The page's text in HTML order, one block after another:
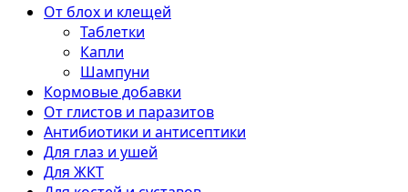
От блох и клещей
Таблетки
Капли
Шампуни
Кормовые добавки
От глистов и паразитов
Антибиотики и антисептики
Для глаз и ушей
Для ЖКТ